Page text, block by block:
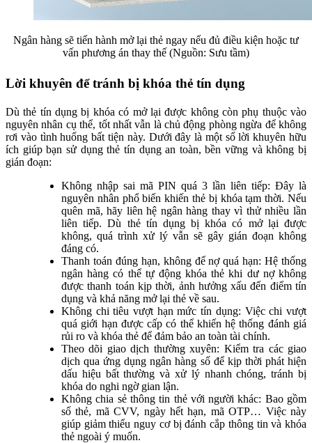
Ngân hàng sẽ tiến hành mở lại thẻ ngay nếu đủ điều kiện hoặc tư
vấn phương án thay thế (Nguồn: Sưu tầm)
Lời khuyên để tránh bị khóa thẻ tín dụng
Dù thẻ tín dụng bị khóa có mở lại được không còn phụ thuộc vào
nguyên nhân cụ thể, tốt nhất vẫn là chủ động phòng ngừa để không
rơi vào tình huống bất tiện này. Dưới đây là một số lời khuyên hữu
ích giúp bạn sử dụng thẻ tín dụng an toàn, bền vững và không bị
gián đoạn:
Không nhập sai mã PIN quá 3 lần liên tiếp: Đây là
nguyên nhân phổ biến khiến thẻ bị khóa tạm thời. Nếu
quên mã, hãy liên hệ ngân hàng thay vì thử nhiều lần
liên tiếp. Dù thẻ tín dụng bị khóa có mở lại được
không, quá trình xử lý vẫn sẽ gây gián đoạn không
đáng có.
Thanh toán đúng hạn, không để nợ quá hạn: Hệ thống
ngân hàng có thể tự động khóa thẻ khi dư nợ không
được thanh toán kịp thời, ảnh hưởng xấu đến điểm tín
dụng và khả năng mở lại thẻ về sau.
Không chi tiêu vượt hạn mức tín dụng: Việc chi vượt
quá giới hạn được cấp có thể khiến hệ thống đánh giá
rủi ro và khóa thẻ để đảm bảo an toàn tài chính.
Theo dõi giao dịch thường xuyên: Kiểm tra các giao
dịch qua ứng dụng ngân hàng số để kịp thời phát hiện
dấu hiệu bất thường và xử lý nhanh chóng, tránh bị
khóa do nghi ngờ gian lận.
Không chia sẻ thông tin thẻ với người khác: Bao gồm
số thẻ, mã CVV, ngày hết hạn, mã OTP… Việc này
giúp giảm thiểu nguy cơ bị đánh cắp thông tin và khóa
thẻ ngoài ý muốn.